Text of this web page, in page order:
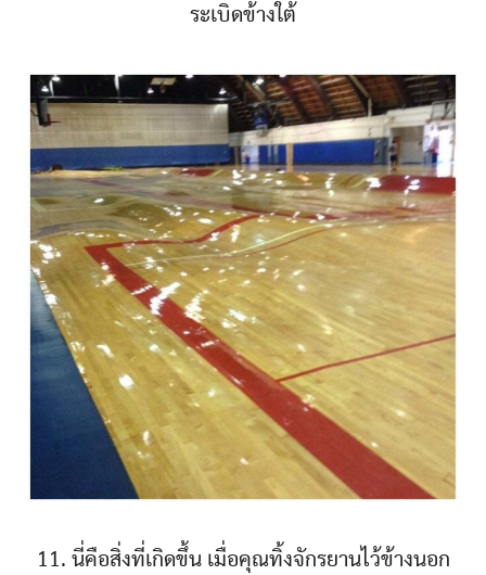
ระเบิดข้างใต้
11. นี่คือสิ่งที่เกิดขึ้น เมื่อคุณทิ้งจักรยานไว้ข้างนอก